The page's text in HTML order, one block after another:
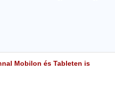
Mobilon és Tableten is